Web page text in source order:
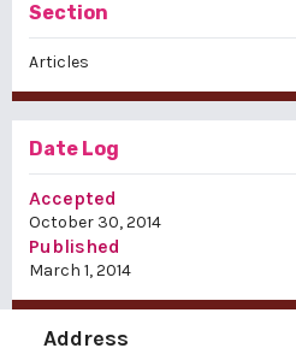
Section
Articles
Date Log
Accepted
October 30, 2014
Published
March 1, 2014
Address